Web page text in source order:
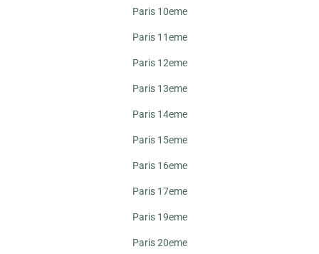
Paris 10eme
Paris 11eme
Paris 12eme
Paris 13eme
Paris 14eme
Paris 15eme
Paris 16eme
Paris 17eme
Paris 19eme
Paris 20eme